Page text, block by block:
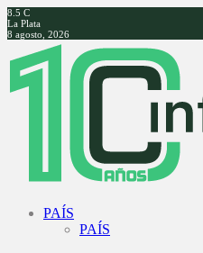
8.5 C
La Plata
8 agosto, 2026
Facebook
Twitter
Instagram
Youtube
PAÍS
PAÍS